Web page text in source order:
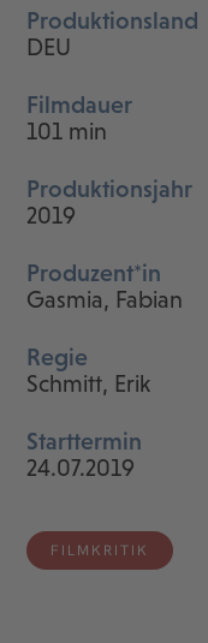
Produktionsland
DEU
Filmdauer
101 min
Produktionsjahr
2019
Produzent*in
Gasmia, Fabian
Regie
Schmitt, Erik
Starttermin
24.07.2019
FILMKRITIK